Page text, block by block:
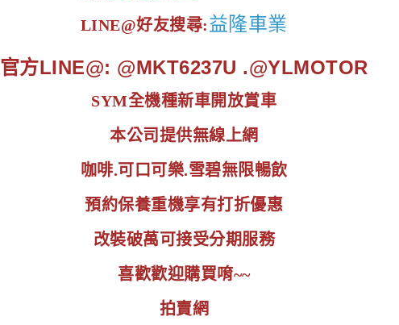
LINE@好友搜尋:益隆車業
官方LINE@: @MKT6237U .@YLMOTOR
SYM全機種新車開放賞車
本公司提供無線上網
咖啡.可口可樂.雪碧無限暢飲
預約保養重機享有打折優惠
改裝破萬可接受分期服務
喜歡歡迎購買唷~~
拍賣網